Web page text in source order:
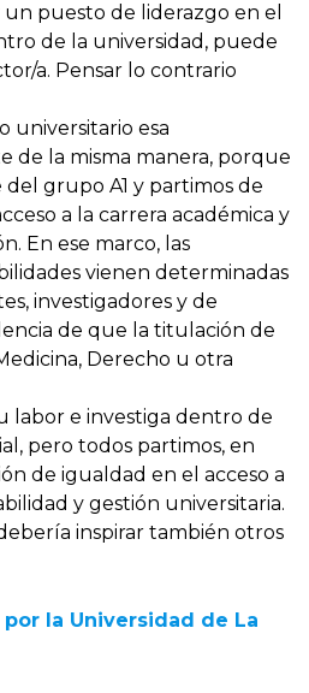
puesto de liderazgo en el
de la universidad, puede
a. Pensar lo contrario
universitario esa
de la misma manera, porque
grupo A1 y partimos de
a la carrera académica y
En ese marco, las
vienen determinadas
investigadores y de
de que la titulación de
Derecho u otra
labor e investiga dentro de
pero todos partimos, en
de igualdad en el acceso a
y gestión universitaria.
inspirar también otros
la Universidad de La